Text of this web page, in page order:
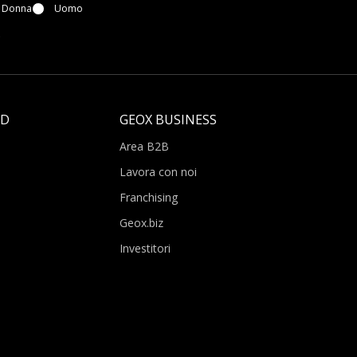
Donna
Uomo
GEOX BUSINESS
Area B2B
Lavora con noi
Franchising
Geox.biz
Investitori